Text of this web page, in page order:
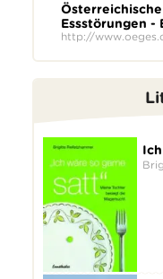
Essstörungen -
http://